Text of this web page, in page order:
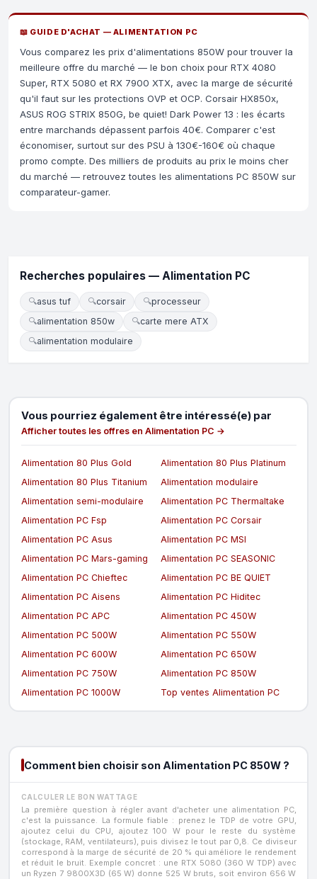
📖 GUIDE D'ACHAT — ALIMENTATION PC
Vous comparez les prix d'alimentations 850W pour trouver la
meilleure offre du marché — le bon choix pour RTX 4080
Super, RTX 5080 et RX 7900 XTX, avec la marge de sécurité
qu'il faut sur les protections OVP et OCP. Corsair HX850x,
ASUS ROG STRIX 850G, be quiet! Dark Power 13 : les écarts
entre marchands dépassent parfois 40€. Comparer c'est
économiser, surtout sur des PSU à 130€-160€ où chaque
promo compte. Des milliers de produits au prix le moins cher
du marché — retrouvez toutes les alimentations PC 850W sur
comparateur-gamer.
Recherches populaires — Alimentation PC
🔍asus tuf 🔍corsair 🔍processeur
🔍alimentation 850w 🔍carte mere ATX
🔍alimentation modulaire
Vous pourriez également être intéressé(e) par
Afficher toutes les offres en Alimentation PC →
Alimentation 80 Plus Gold
Alimentation 80 Plus Platinum
Alimentation 80 Plus Titanium
Alimentation modulaire
Alimentation semi-modulaire
Alimentation PC Thermaltake
Alimentation PC Fsp
Alimentation PC Corsair
Alimentation PC Asus
Alimentation PC MSI
Alimentation PC Mars-gaming
Alimentation PC SEASONIC
Alimentation PC Chieftec
Alimentation PC BE QUIET
Alimentation PC Aisens
Alimentation PC Hiditec
Alimentation PC APC
Alimentation PC 450W
Alimentation PC 500W
Alimentation PC 550W
Alimentation PC 600W
Alimentation PC 650W
Alimentation PC 750W
Alimentation PC 850W
Alimentation PC 1000W
Top ventes Alimentation PC
Comment bien choisir son Alimentation PC 850W ?
CALCULER LE BON WATTAGE
La première question à régler avant d'acheter une alimentation PC,
c'est la puissance. La formule fiable : prenez le TDP de votre GPU,
ajoutez celui du CPU, ajoutez 100 W pour le reste du système
(stockage, RAM, ventilateurs), puis divisez le tout par 0,8. Ce diviseur
correspond à la marge de sécurité de 20 % qui améliore le rendement
et réduit le bruit. Exemple concret : une RTX 5080 (360 W TDP) avec
un Ryzen 7 9800X3D (65 W) donne 525 W bruts, soit environ 656 W